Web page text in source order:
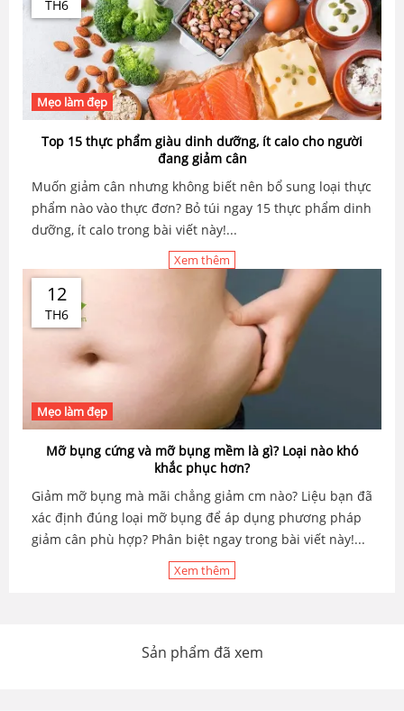
TH6
Mẹo làm đẹp
Top 15 thực phẩm giàu dinh dưỡng, ít calo cho người
đang giảm cân
Muốn giảm cân nhưng không biết nên bổ sung loại thực
phẩm nào vào thực đơn? Bỏ túi ngay 15 thực phẩm dinh
dưỡng, ít calo trong bài viết này!...
Xem thêm
12
TH6
Mẹo làm đẹp
Mỡ bụng cứng và mỡ bụng mềm là gì? Loại nào khó
khắc phục hơn?
Giảm mỡ bụng mà mãi chẳng giảm cm nào? Liệu bạn đã
xác định đúng loại mỡ bụng để áp dụng phương pháp
giảm cân phù hợp? Phân biệt ngay trong bài viết này!...
Xem thêm
Sản phẩm đã xem